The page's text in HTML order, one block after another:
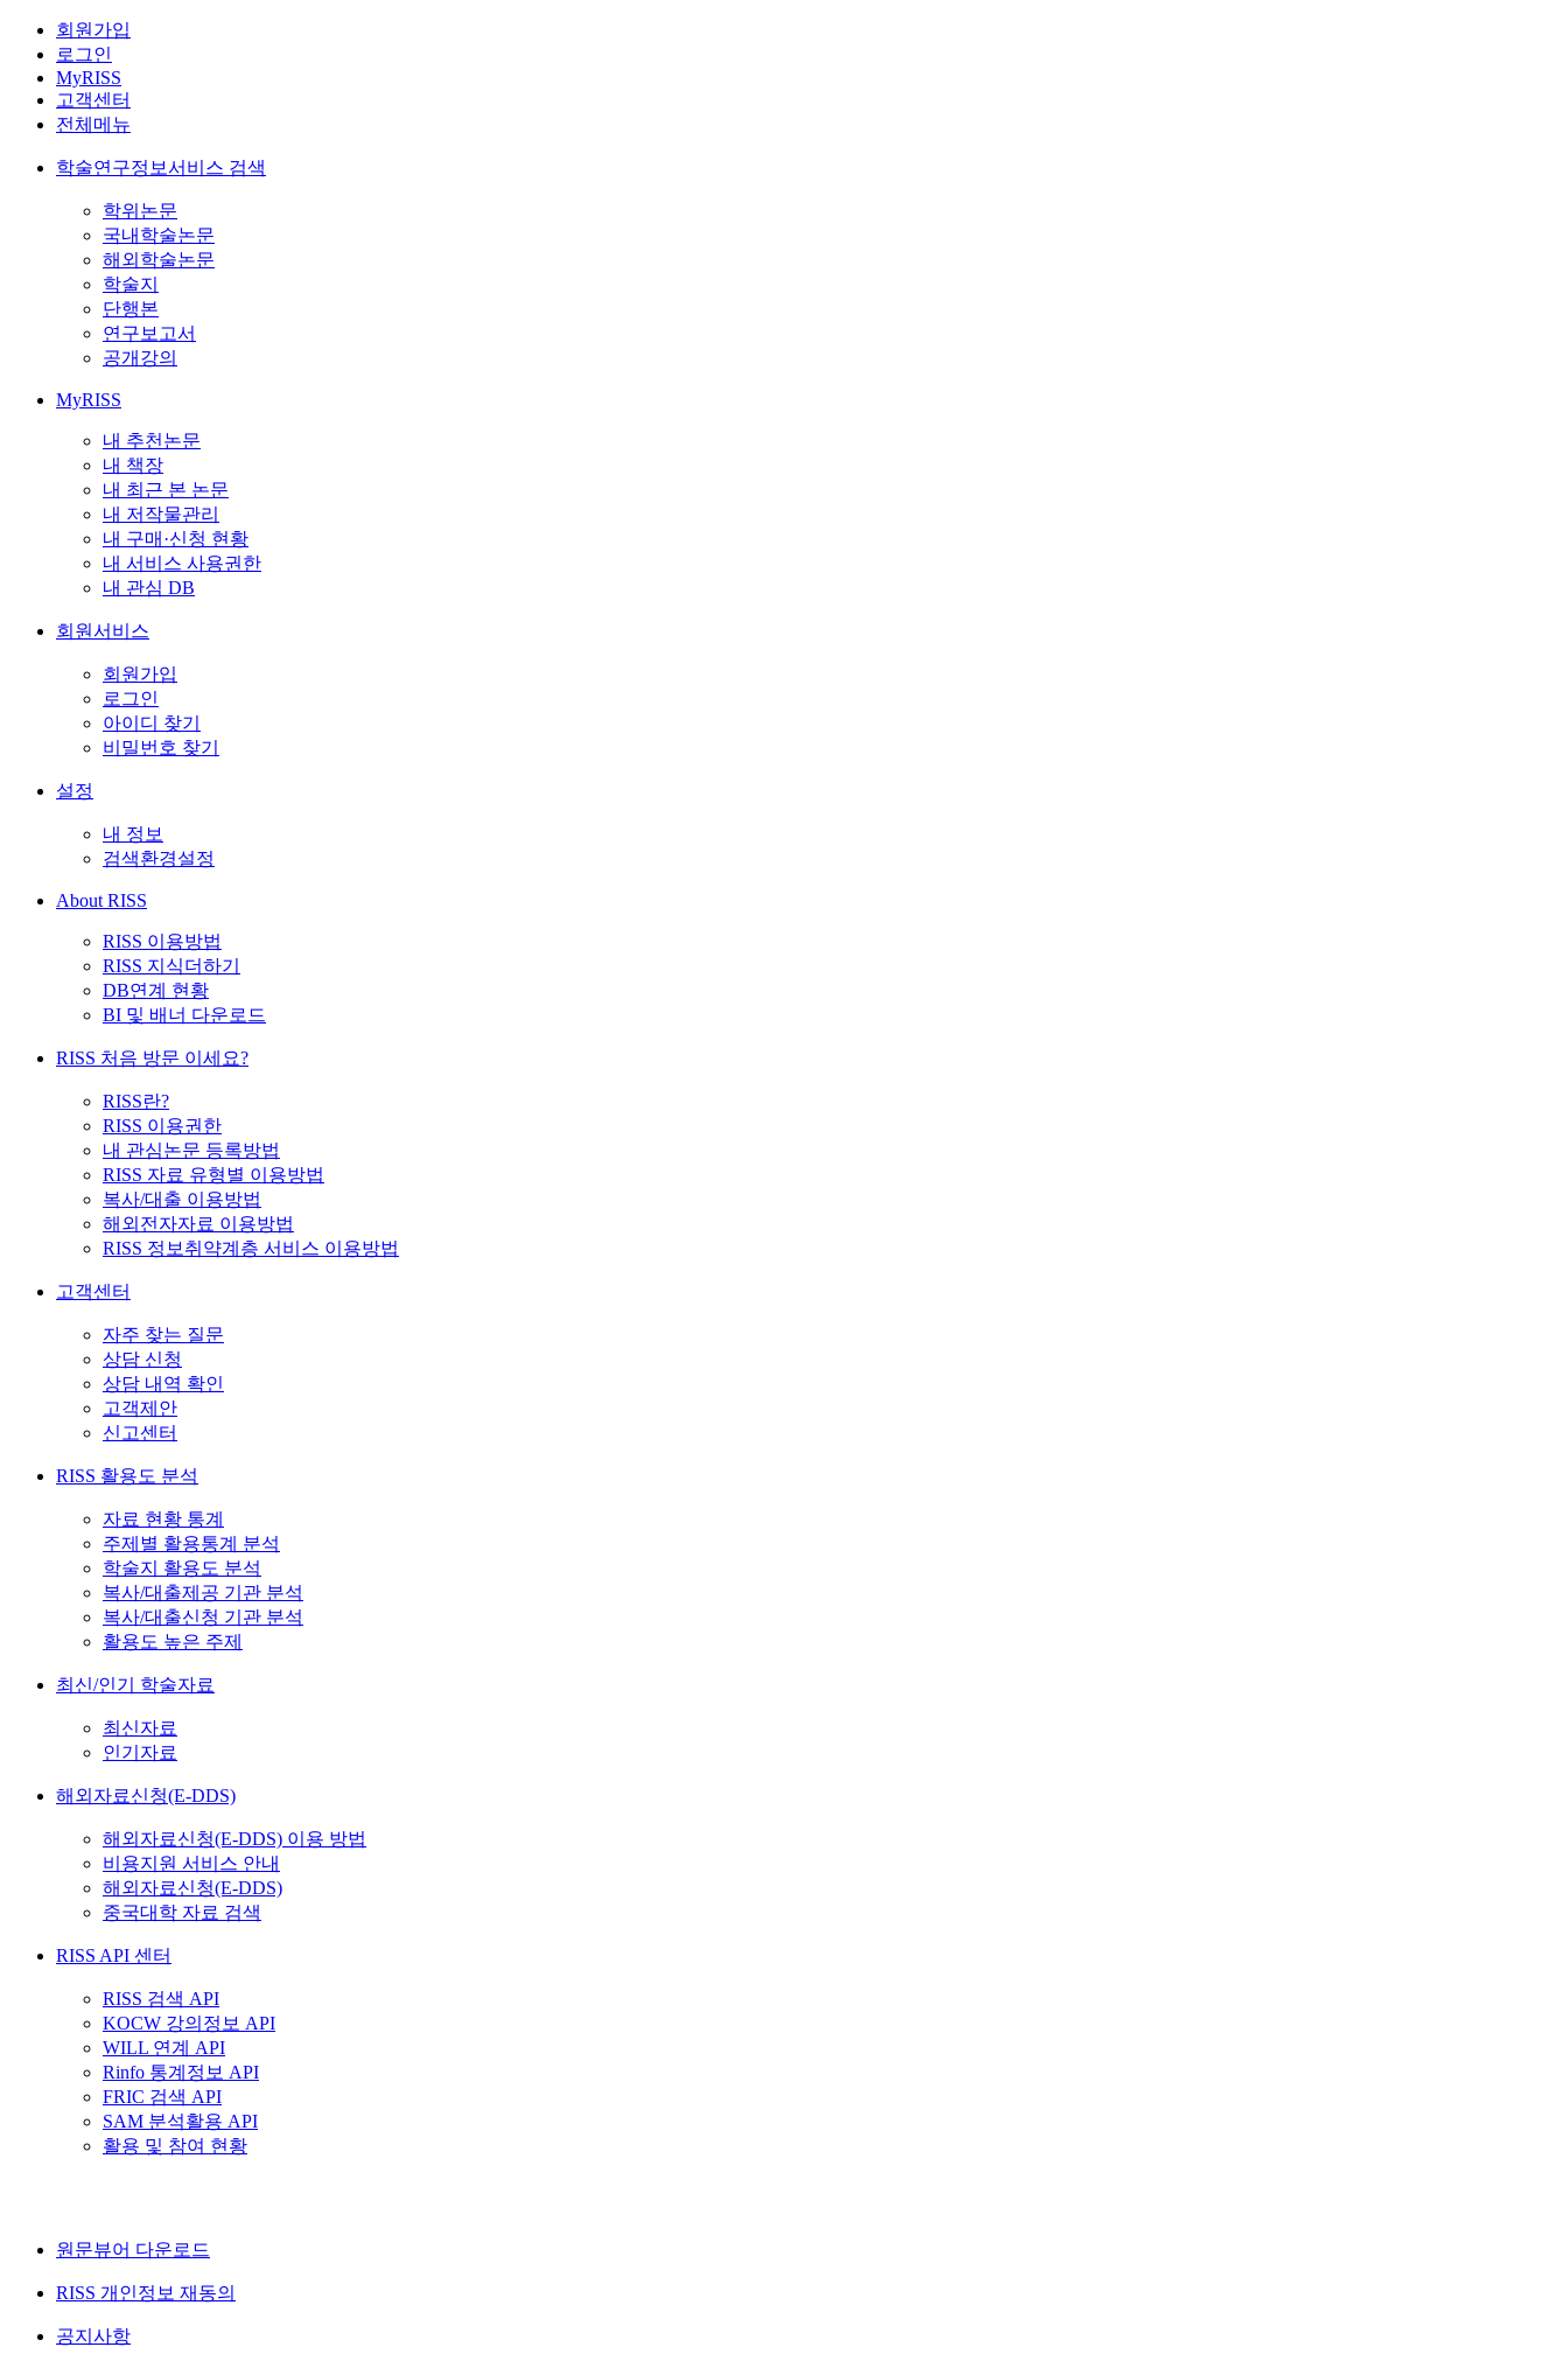
회원가입
로그인
MyRISS
고객센터
전체메뉴
학술연구정보서비스 검색
학위논문
국내학술논문
해외학술논문
학술지
단행본
연구보고서
공개강의
MyRISS
내 추천논문
내 책장
내 최근 본 논문
내 저작물관리
내 구매·신청 현황
내 서비스 사용권한
내 관심 DB
회원서비스
회원가입
로그인
아이디 찾기
비밀번호 찾기
설정
내 정보
검색환경설정
About RISS
RISS 이용방법
RISS 지식더하기
DB연계 현황
BI 및 배너 다운로드
RISS 처음 방문 이세요?
RISS란?
RISS 이용권한
내 관심논문 등록방법
RISS 자료 유형별 이용방법
복사/대출 이용방법
해외전자자료 이용방법
RISS 정보취약계층 서비스 이용방법
고객센터
자주 찾는 질문
상담 신청
상담 내역 확인
고객제안
신고센터
RISS 활용도 분석
자료 현황 통계
주제별 활용통계 분석
학술지 활용도 분석
복사/대출제공 기관 분석
복사/대출신청 기관 분석
활용도 높은 주제
최신/인기 학술자료
최신자료
인기자료
해외자료신청(E-DDS)
해외자료신청(E-DDS) 이용 방법
비용지원 서비스 안내
해외자료신청(E-DDS)
중국대학 자료 검색
RISS API 센터
RISS 검색 API
KOCW 강의정보 API
WILL 연계 API
Rinfo 통계정보 API
FRIC 검색 API
SAM 분석활용 API
활용 및 참여 현황
원문뷰어 다운로드
RISS 개인정보 재동의
공지사항